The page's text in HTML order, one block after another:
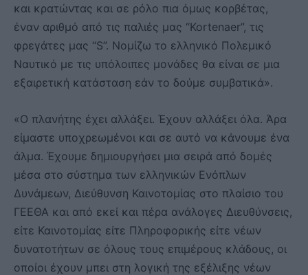
και κρατώντας και σε ρόλο πια όμως κορβέτας,
έναν αριθμό από τις παλιές μας “Kortenaer”, τις
φρεγάτες μας “S”. Νομίζω το ελληνικό Πολεμικό
Ναυτικό με τις υπόλοιπες μονάδες θα είναι σε μια
εξαιρετική κατάσταση εάν το δούμε συμβατικά».
«Ο πλανήτης έχει αλλάξει. Έχουν αλλάξει όλα. Άρα
είμαστε υποχρεωμένοι και σε αυτό να κάνουμε ένα
άλμα. Έχουμε δημιουργήσει μια σειρά από δομές
μέσα στο σύστημα των ελληνικών Ενόπλων
Δυνάμεων, Διεύθυνση Καινοτομίας στο πλαίσιο του
ΓΕΕΘΑ και από εκεί και πέρα ανάλογες Διευθύνσεις,
είτε Καινοτομίας είτε Πληροφορικής είτε νέων
δυνατοτήτων σε όλους τους επιμέρους κλάδους, οι
οποίοι έχουν μπει στη λογική της εξέλιξης νέων